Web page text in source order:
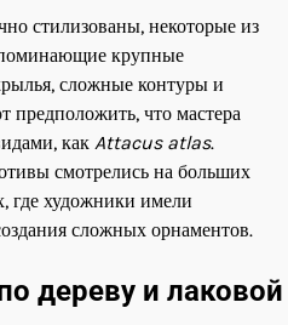
стилизованы, некоторые из
крупные
сложные контуры и
предположить, что мастера
как Attacus atlas.
смотрелись на больших
где художники имели
сложных орнаментов.
дереву и лаковой